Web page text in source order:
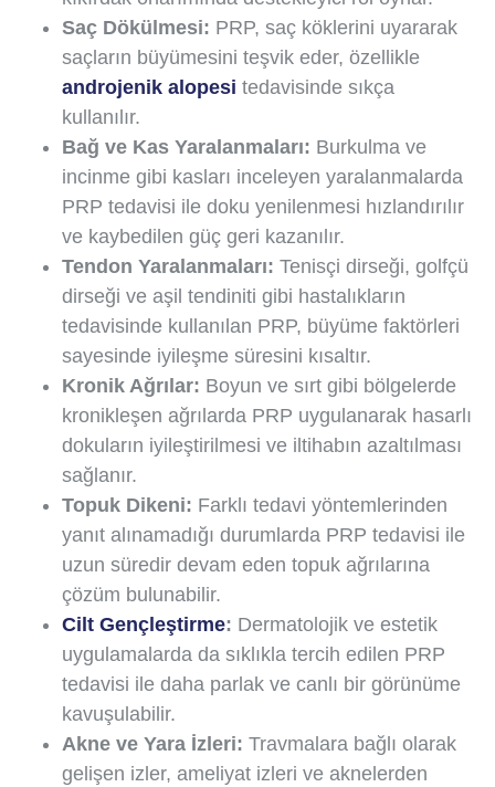
Saç Dökülmesi: PRP, saç köklerini uyararak
saçların büyümesini teşvik eder, özellikle
androjenik alopesi tedavisinde sıkça
kullanılır.
Bağ ve Kas Yaralanmaları: Burkulma ve
incinme gibi kasları inceleyen yaralanmalarda
PRP tedavisi ile doku yenilenmesi hızlandırılır
ve kaybedilen güç geri kazanılır.
Tendon Yaralanmaları: Tenisçi dirseği, golfçü
dirseği ve aşil tendiniti gibi hastalıkların
tedavisinde kullanılan PRP, büyüme faktörleri
sayesinde iyileşme süresini kısaltır.
Kronik Ağrılar: Boyun ve sırt gibi bölgelerde
kronikleşen ağrılarda PRP uygulanarak hasarlı
dokuların iyileştirilmesi ve iltihabın azaltılması
sağlanır.
Topuk Dikeni: Farklı tedavi yöntemlerinden
yanıt alınamadığı durumlarda PRP tedavisi ile
uzun süredir devam eden topuk ağrılarına
çözüm bulunabilir.
Cilt Gençleştirme: Dermatolojik ve estetik
uygulamalarda da sıklıkla tercih edilen PRP
tedavisi ile daha parlak ve canlı bir görünüme
kavuşulabilir.
Akne ve Yara İzleri: Travmalara bağlı olarak
gelişen izler, ameliyat izleri ve aknelerden